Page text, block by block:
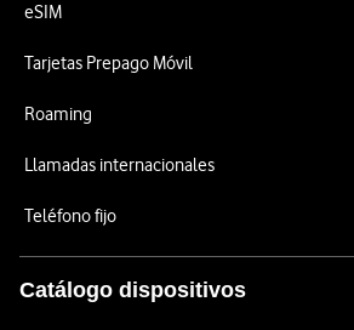
eSIM
Tarjetas Prepago Móvil
Roaming
Llamadas internacionales
Teléfono fijo
Catálogo dispositivos